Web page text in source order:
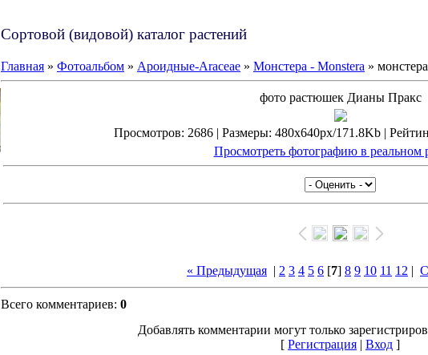
Сортовой (видовой) каталог растений
Главная » Фотоальбом » Ароидные-Araceae » Монстера - Monstera » монстера
фото растюшек Дианы Пракс
Просмотров: 2686 | Размеры: 480x640px/171.8Kb |
Просмотреть фотографию в реальном
« Предыдущая | 2 3 4 5 6 [7] 8 9 10 11 12 |
Всего комментариев: 0
Добавлять комментарии могут только
[ Регистрация | Вход ]